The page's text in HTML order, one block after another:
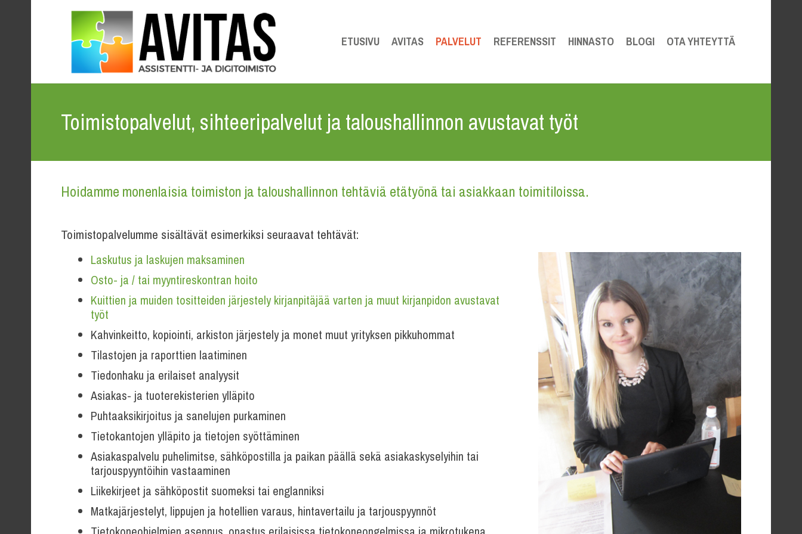
ETUSIVU AVITAS PALVELUT REFERENSSIT HINNASTO BLOGI OTA YHTEYTTÄ
Toimistopalvelut, sihteeripalvelut ja taloushallinnon avustavat työt
Hoidamme monenlaisia toimiston ja taloushallinnon tehtäviä etätyönä tai asiakkaan toimitiloissa.
Toimistopalvelumme sisältävät esimerkiksi seuraavat tehtävät:
Laskutus ja laskujen maksaminen
Osto- ja / tai myyntireskontran hoito
Kuittien ja muiden tositteiden järjestely kirjanpitäjää varten ja muut kirjanpidon avustavat
työt
Kahvinkeitto, kopiointi, arkiston järjestely ja monet muut yrityksen pikkuhommat
Tilastojen ja raporttien laatiminen
Tiedonhaku ja erilaiset analyysit
Asiakas- ja tuoterekisterien ylläpito
Puhtaaksikirjoitus ja sanelujen purkaminen
Tietokantojen ylläpito ja tietojen syöttäminen
Asiakaspalvelu puhelimitse, sähköpostilla ja paikan päällä sekä asiakaskyselyihin tai
tarjouspyyntöihin vastaaminen
Liikekirjeet ja sähköpostit suomeksi tai englanniksi
Matkajärjestelyt, lippujen ja hotellien varaus, hintavertailu ja tarjouspyynnöt